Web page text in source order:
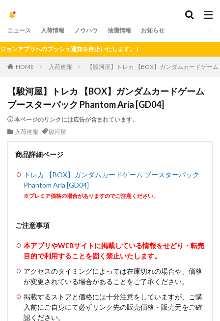
ニュース 入荷情報 ノウハウ 抽選情報 お知らせ
プリへのプッシュ通知を停止いたします。）
HOME 入荷速報 【駿河屋】トレカ 【BOX】ガンダムカードゲー
【駿河屋】トレカ 【BOX】ガンダムカードゲーム
ブースターパック Phantom Aria [GD04]
本ページのリンクには広告が含まれています。
入荷速報
駿河屋
商品詳細ページ
トレカ 【BOX】ガンダムカードゲーム ブースターパック
Phantom Aria [GD04]
※プレミア価格の場合がありますのでご注意ください。
ご注意事項
本アプリやWEBサイトに掲載している情報をせどり・転売
目的で利用することを固く禁止いたします。
アクセスのタイミングによっては在庫切れの場合や、価格
が変更されている場合があることをご了承ください。
掲載するストアと価格には十分注意をしていますが、ご購
入前にご自身にて必ずリンク先の販売価格・販売元をご確
認ください。